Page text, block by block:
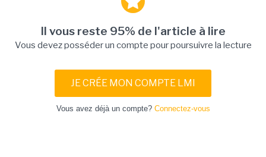
Il vous reste 95% de l'article à lire
Vous devez posséder un compte pour poursuivre la lecture
JE CRÉE MON COMPTE LMI
Vous avez déjà un compte? Connectez-vous